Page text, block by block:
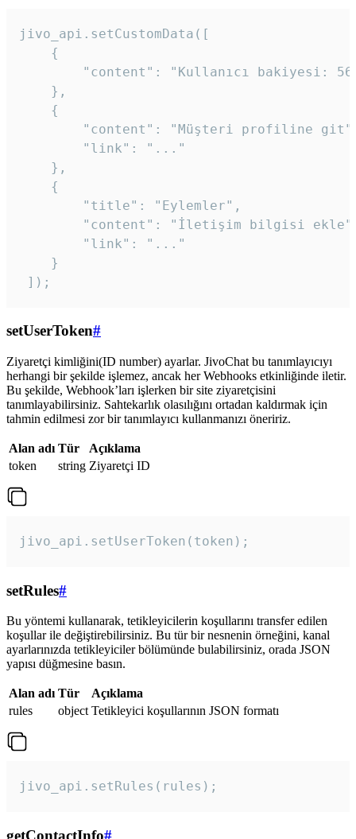
jivo_api.setCustomData([
    {
"content": "Kullanıcı bakiyesi:
    },
    {
"content": "Müşteri profiline
        "link": "..."
    },
    {
        "title": "Eylemler",
"content": "İletişim bilgisi
        "link": "..."
    }
]);
setUserToken#
Ziyaretçi kimliğini(ID number) ayarlar. JivoChat bu tanımlayıcıyı
herhangi bir şekilde işlemez, ancak her Webhooks etkinliğinde iletir.
Bu şekilde, Webhook’ları işlerken bir site ziyaretçisini
tanımlayabilirsiniz. Sahtekarlık olasılığını ortadan kaldırmak için
tahmin edilmesi zor bir tanımlayıcı kullanmanızı öneririz.
Alan adı Tür
Açıklama
token
string Ziyaretçi ID
jivo_api.setUserToken(token);
setRules#
Bu yöntemi kullanarak, tetikleyicilerin koşullarını transfer edilen
koşullar ile değiştirebilirsiniz. Bu tür bir nesnenin örneğini, kanal
ayarlarınızda tetikleyiciler bölümünde bulabilirsiniz, orada JSON
yapısı düğmesine basın.
Alan adı Tür
Açıklama
rules
object Tetikleyici koşullarının JSON formatı
jivo_api.setRules(rules);
getContactInfo#